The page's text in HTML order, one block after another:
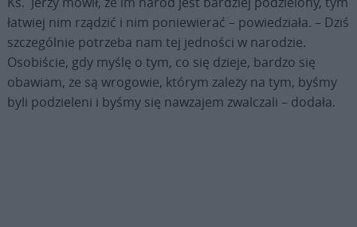
łatwiej nim rządzić i nim poniewierać – powiedziała. – Dziś
szczególnie potrzeba nam tej jedności w narodzie.
Osobiście, gdy myślę o tym, co się dzieje, bardzo się
obawiam, że są wrogowie, którym zależy na tym, byśmy
byli podzieleni i byśmy się nawzajem zwalczali – dodała.